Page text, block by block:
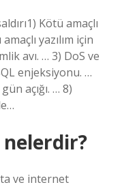
Kötü amaçlı
yazılım için
avı. … 3) DoS ve
enjeksiyonu. …
açığı. … 8)
ve internet